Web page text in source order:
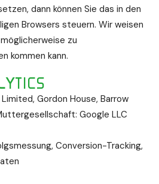
dann können Sie das in den
Browsers steuern. Wir weisen
zu
kommen kann.
Gordon House, Barrow
Google LLC
Conversion-Tracking,